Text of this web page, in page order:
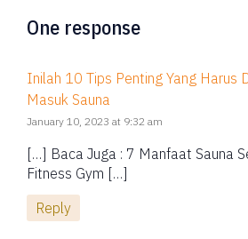
One response
Inilah 10 Tips Penting Yang Harus
Masuk Sauna
January 10, 2023 at 9:32 am
[…] Baca Juga : 7 Manfaat Sauna
Fitness Gym […]
Reply